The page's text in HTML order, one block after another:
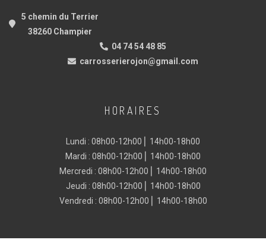
5 chemin du Terrier
38260 Champier
04 74 54 48 85
carrosserierojon@gmail.com
HORAIRES
Lundi : 08h00-12h00 ⎜ 14h00-18h00
Mardi : 08h00-12h00 ⎜ 14h00-18h00
Mercredi : 08h00-12h00 ⎜ 14h00-18h00
Jeudi : 08h00-12h00 ⎜ 14h00-18h00
Vendredi : 08h00-12h00 ⎜ 14h00-18h00